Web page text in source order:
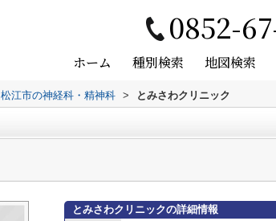
0852-
ホーム 種別検索 地図検索
松江市の神経科・精神科 > とみさわクリニック
とみさわクリニックの詳細情報